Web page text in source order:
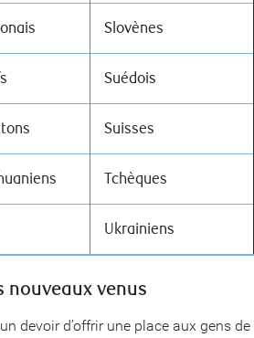
Slovènes
Suédois
Suisses
Tchèques
Ukrainiens
nouveaux venus
devoir d’offrir une place aux gens de